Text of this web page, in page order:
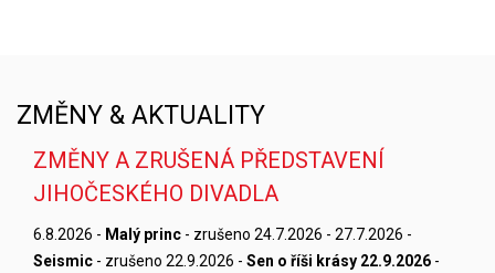
ZMĚNY & AKTUALITY
ZMĚNY A ZRUŠENÁ PŘEDSTAVENÍ
JIHOČESKÉHO DIVADLA
6.8.2026 - Malý princ - zrušeno 24.7.2026 - 27.7.2026 -
Seismic - zrušeno 22.9.2026 - Sen o říši krásy 22.9.2026 -